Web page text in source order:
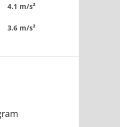
4.1 m/s²
3.6 m/s²